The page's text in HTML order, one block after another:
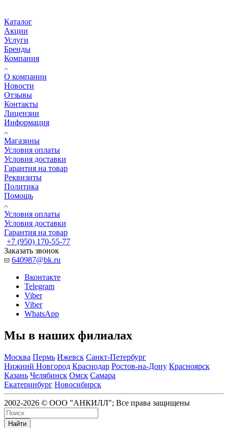
Каталог
Акции
Услуги
Бренды
Компания
О компании
Новости
Отзывы
Контакты
Лицензии
Информация
Магазины
Условия оплаты
Условия доставки
Гарантия на товар
Реквизиты
Политика
Помощь
Условия оплаты
Условия доставки
Гарантия на товар
+7 (950) 170-55-77
Заказать звонок
640987@bk.ru
Вконтакте
Telegram
Viber
Viber
WhatsApp
Мы в наших филиалах
Москва Пермь Ижевск Санкт-Петербург
Нижний Новгород Краснодар Ростов-на-Дону Красноярск
Казань Челябинск Омск Самара
Екатеринбург Новосибирск
2002-2026 © ООО "АНКИЛЛ"; Все права защищены
Найти